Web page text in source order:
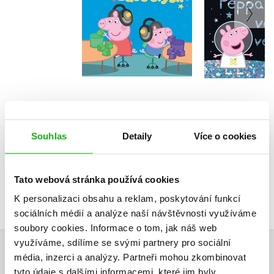
Souhlas Detaily Více o cookies
Tato webová stránka používá cookies
K personalizaci obsahu a reklam, poskytování funkcí
sociálních médií a analýze naší návštěvnosti využíváme
soubory cookies. Informace o tom, jak náš web
využíváme, sdílíme se svými partnery pro sociální
média, inzerci a analýzy. Partneři mohou zkombinovat
Kolektiv
159 Kč
HODNOCENÍ ČTENÁŘŮ